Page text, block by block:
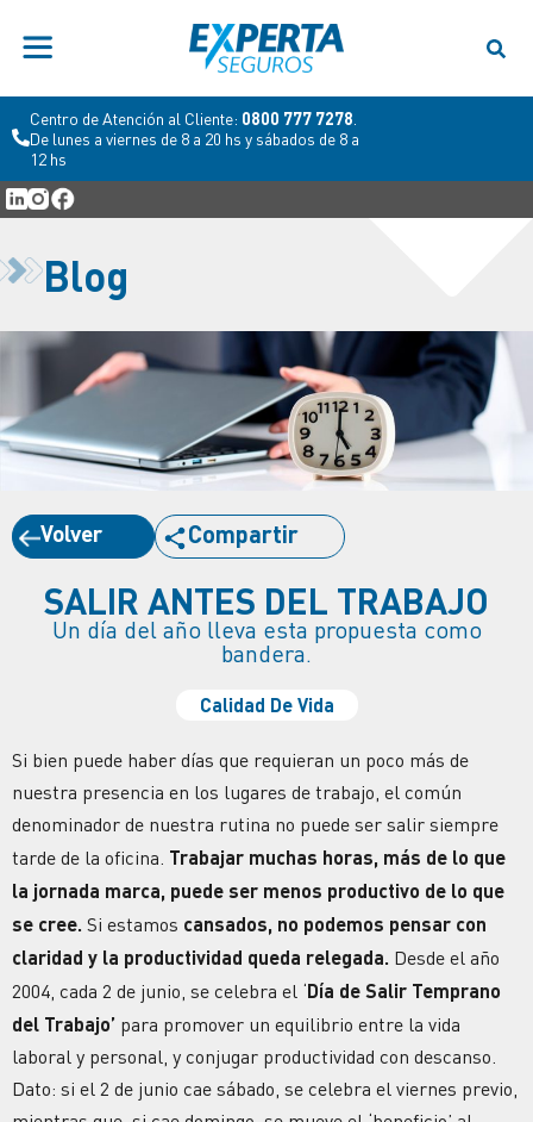
Centro de Atención al Cliente: 0800 777 7278
De lunes a viernes de 8 a 20 hs y sábados de 8 a
12 hs
Blog
Volver Compartir
SALIR ANTES DEL TRABAJO
Un día del año lleva esta propuesta como
bandera.
Calidad De Vida
Si bien puede haber días que requieran un poco más de
nuestra presencia en los lugares de trabajo, el común
denominador de nuestra rutina no puede ser salir siempre
tarde de la oficina. Trabajar muchas horas, más de lo que
la jornada marca, puede ser menos productivo de lo que
se cree. Si estamos cansados, no podemos pensar con
claridad y la productividad queda relegada. Desde el año
2004, cada 2 de junio, se celebra el ‘Día de Salir Temprano
del Trabajo’ para promover un equilibrio entre la vida
laboral y personal, y conjugar productividad con descanso
Dato: si el 2 de junio cae sábado, se celebra el viernes previo,